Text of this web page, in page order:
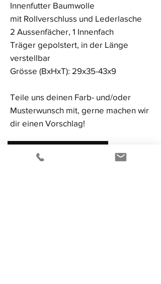
Innenfutter Baumwolle
mit Rollverschluss und Lederlasche
2 Aussenfächer, 1 Innenfach
Träger gepolstert, in der Länge
verstellbar
Grösse (BxHxT): 29x35-43x9
Teile uns deinen Farb- und/oder
Musterwunsch mit, gerne machen wir
dir einen Vorschlag!
Zum Bestellformular